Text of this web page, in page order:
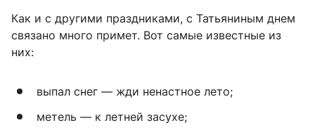
Как и с другими праздниками, с Татьяниным днем
связано много примет. Вот самые известные из
них:
выпал снег — жди ненастное лето;
метель — к летней засухе;